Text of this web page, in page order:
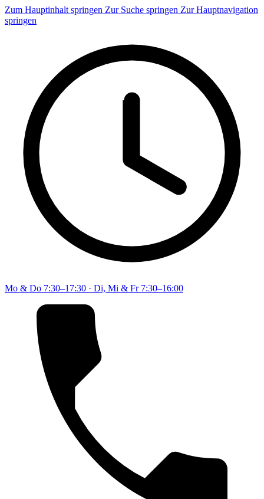
Zum Hauptinhalt springen Zur Suche springen Zur Hauptnavigation
springen
Mo & Do 7:30–17:30 · Di, Mi & Fr 7:30–16:00